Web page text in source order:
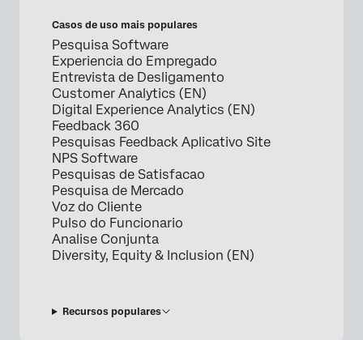
Casos de uso mais populares
Pesquisa Software
Experiencia do Empregado
Entrevista de Desligamento
Customer Analytics (EN)
Digital Experience Analytics (EN)
Feedback 360
Pesquisas Feedback Aplicativo Site
NPS Software
Pesquisas de Satisfacao
Pesquisa de Mercado
Voz do Cliente
Pulso do Funcionario
Analise Conjunta
Diversity, Equity & Inclusion (EN)
Recursos populares